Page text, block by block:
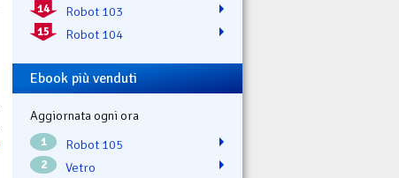
14 Robot 103
15 Robot 104
Ebook più venduti
Aggiornata ogni ora
1 Robot 105
2 Vetro